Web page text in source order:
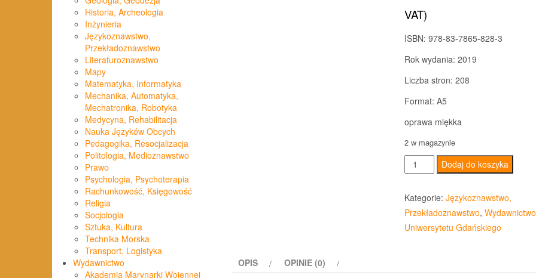
Historia, Archeologia
Inżynieria
Językoznawstwo,
Przekładoznawstwo
Literaturoznawstwo
Mapy
Matematyka, Informatyka
Mechanika, Automatyka,
Mechatronika, Robotyka
Medycyna, Rehabilitacja
Nauka Języków Obcych
Pedagogika, Resocjalizacja
Politologia, Medioznawstwo
Prawo
Psychologia, Psychoterapia
Rachunkowość, Księgowość
Religia
Socjologia
Sztuka, Kultura
Technika Morska
Transport, Logistyka
Wydawnictwo
Akademia Marynarki Wojennej
wynosiła:
26,90 zł.
wynosi:
VAT)
ISBN: 978-83-7865-828-3
Rok wydania: 2019
Liczba stron: 208
Format: A5
oprawa miękka
2 w magazynie
ilość
Bo
zdrowie
jest
najważniejsze
Dodaj do koszyka
Kategorie: Językoznawstwo,
Przekładoznawstwo, Wydawnictwo
Uniwersytetu Gdańskiego
OPIS OPINIE (0)